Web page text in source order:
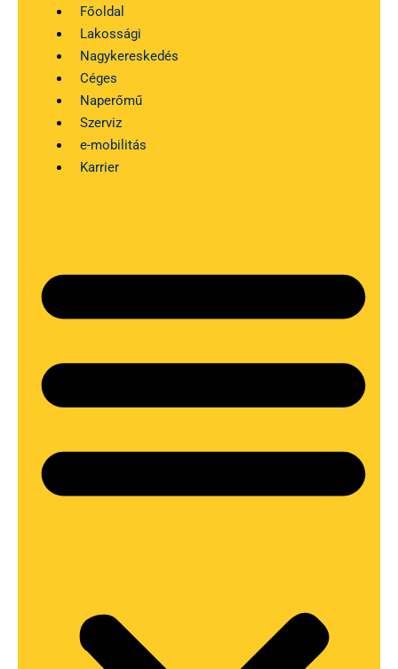
tartalomba
Főoldal
Lakossági
Nagykereskedés
Céges
Naperőmű
Szerviz
e-mobilitás
Karrier